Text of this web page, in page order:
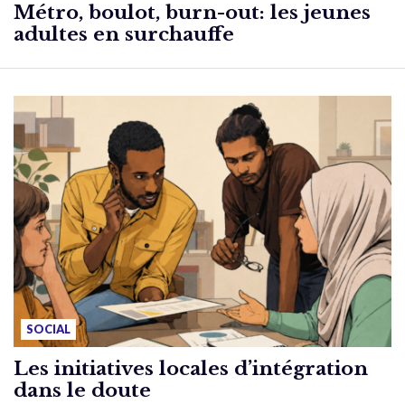
Métro, boulot, burn-out: les jeunes
adultes en surchauffe
SOCIAL
Les initiatives locales d’intégration
dans le doute